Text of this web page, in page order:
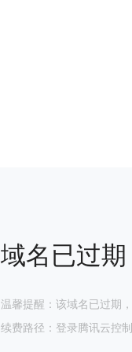
域名已过
温馨提醒：该域名已过期
续费路径：登录腾讯云控